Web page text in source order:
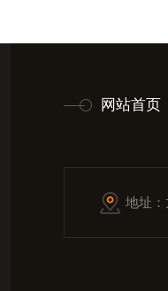
网站首页
地址